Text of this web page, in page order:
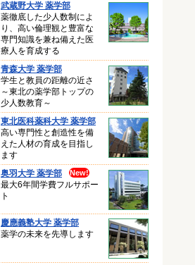
武蔵野大学 薬学部
薬徹底した少人数制によ
り、高い倫理観と豊富な
専門知識を兼ね備えた医
療人を育成する
青森大学 薬学部
学生と教員の距離の近さ
～東北の薬学部トップの
少人数教育～
東北医科薬科大学 薬学部
高い専門性と創造性を備
えた人材の育成を目指し
ます
奥羽大学 薬学部
最大6年間学費フルサポー
ト
慶應義塾大学 薬学部
薬学の未来を先導します